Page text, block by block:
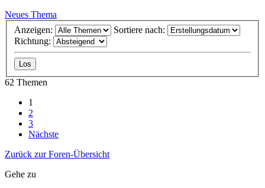
Neues Thema
Anzeigen:
Sortiere nach:
Richtung:
62 Themen
1
2
3
Nächste
Zurück zur Foren-Übersicht
Gehe zu